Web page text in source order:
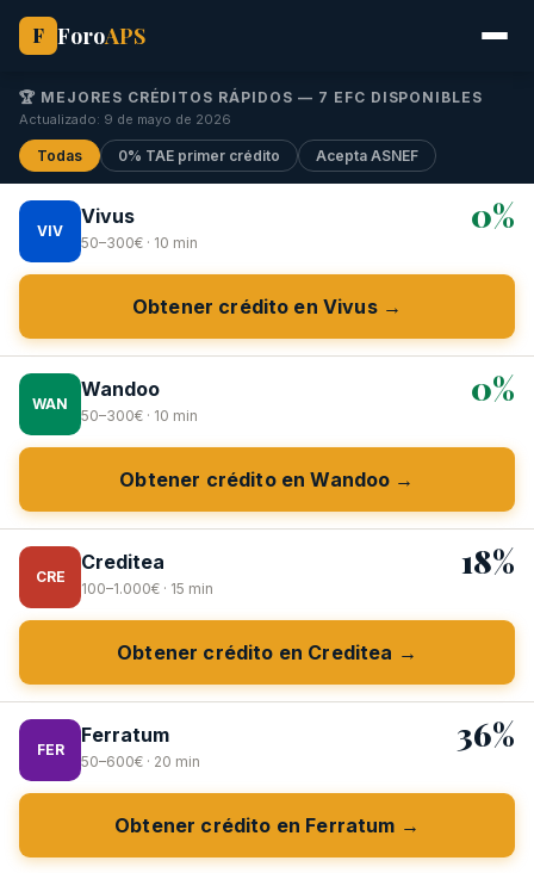
F ForoAPS
🏆 MEJORES CRÉDITOS RÁPIDOS — 7 EFC DISPONIBLES
Actualizado: 9 de mayo de 2026
Todas 0% TAE primer crédito Acepta ASNEF
VIV
Vivus
50–300€ · 10 min
0%
Obtener crédito en Vivus →
WAN
Wandoo
50–300€ · 10 min
0%
Obtener crédito en Wandoo →
CRE
Creditea
100–1.000€ · 15 min
18%
Obtener crédito en Creditea →
FER
Ferratum
50–600€ · 20 min
36%
Obtener crédito en Ferratum →